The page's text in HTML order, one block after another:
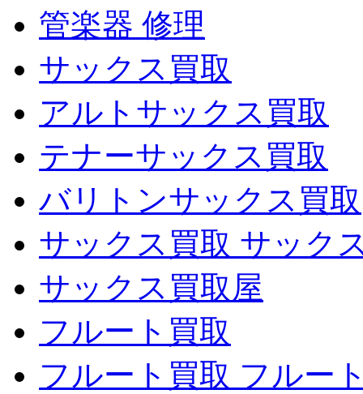
管楽器 修理
サックス買取
アルトサックス買取
テナーサックス買取
バリトンサックス買取
サックス買取 サック
サックス買取屋
フルート買取
フルート買取 フルー